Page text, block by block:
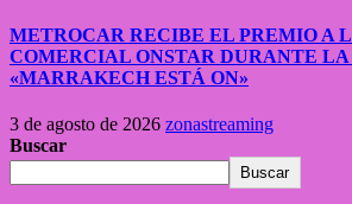
METROCAR RECIBE EL PREMIO A
COMERCIAL ONSTAR DURANTE
«MARRAKECH ESTÁ ON»
3 de agosto de 2026 zonastreaming
Buscar
Buscar